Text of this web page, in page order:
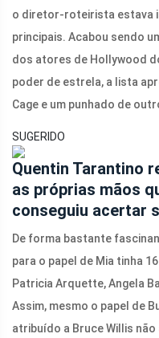
o diretor-roteirista estava
principais. Acabou sendo
dos atores de Hollywood
poder de estrela, a lista
Cage e um punhado de
SUGERIDO
Quentin Tarantino
as próprias mãos
conseguiu acertar
De forma bastante
para o papel de Mia tinha
Patricia Arquette, Angela
Assim, mesmo o papel de
atribuído a Bruce Willis